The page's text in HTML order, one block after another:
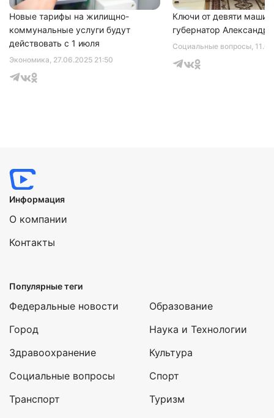
Экономика, 27.06.2025 21:50
Новые тарифы на жилищно-
коммунальные услуги будут
действовать с 1 июля
Социальные вопросы,
Ключи от девяти машин
губернатор Александр
Информация
О компании
Контакты
Популярные теги
Федеральные новости
Город
Здравоохранение
Социальные вопросы
Транспорт
Образование
Наука и Технологии
Культура
Спорт
Туризм